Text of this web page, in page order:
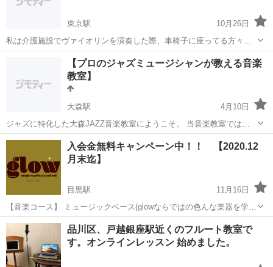
東京駅
10月26日
私は介護施設でヴァイオリンを演奏した際、車椅子に座ってる方々が
拍手をしながら立ち上がろうとしてくださる姿に涙し、音楽は人を癒
したり勇気づけることができるものだと確信いたしました。心を込め
た演奏が、聴く人々の心に喜びをもたらす...
東京駅 バイオリン
【プロのジャズミュージシャンが教える音楽
教室】
大森駅
4月10日
ジャズに特化した大森JAZZ音楽教室にようこそ。 当音楽教室では、
現役ジャズミュージシャンの講師がレッスンを行います。 未経験の方
でもお気軽にお問い合わせください。 ボーカル、アコースティックギ
ター、エレキギタ...
東京 品川区 大森駅 その他 音楽教室
入会金無料キャンペーン中！！ 【2020.12
月末迄】
目黒駅
11月16日
【音楽コース】 ミュージックベース(glowならではの色んな楽器を学べ
るコース)/ギター/ ウクレレ/ ピアノ/ 作曲・編曲/ 音楽理論/ ハーモニッ
クアンサンブル/アフタースクールミュージック/ボイストレーニング
...
東京 品川区 目黒駅 その他 音楽理論
品川区、戸越銀座駅近くのフルート教室で
す。オンラインレッスン 始めました。